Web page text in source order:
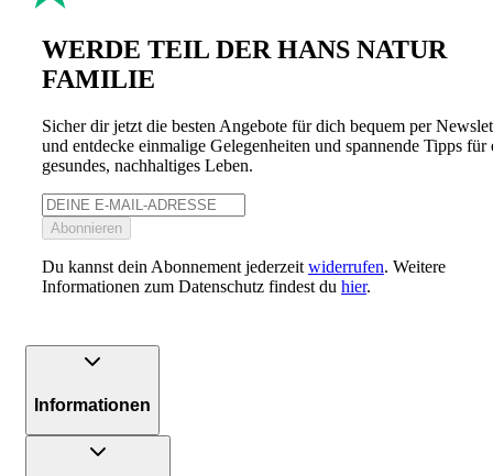
WERDE TEIL DER HANS NATUR
FAMILIE
Sicher dir jetzt die besten Angebote für dich bequem per
und entdecke einmalige Gelegenheiten und spannende Tipps für
gesundes, nachhaltiges Leben.
Abonnieren
Du kannst dein Abonnement jederzeit widerrufen. Weitere
Informationen zum Datenschutz findest du hier.
Informationen